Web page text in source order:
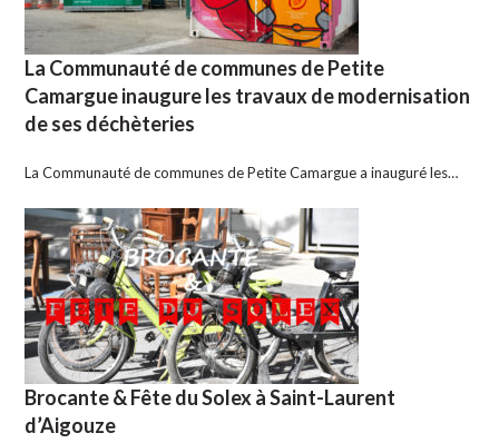
La Communauté de communes de Petite
Camargue inaugure les travaux de modernisation
de ses déchèteries
La Communauté de communes de Petite Camargue a inauguré les…
Brocante & Fête du Solex à Saint-Laurent
d’Aigouze